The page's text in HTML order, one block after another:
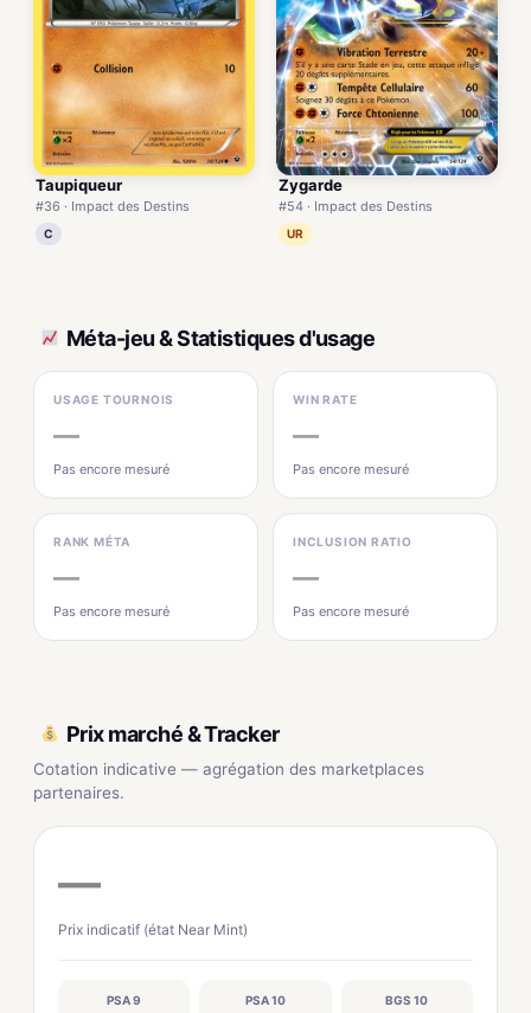
Taupiqueur
#36 · Impact des Destins
C
Zygarde
#54 · Impact des Destins
UR
Méta-jeu & Statistiques d'usage
USAGE TOURNOIS
—
Pas encore mesuré
WIN RATE
—
Pas encore mesuré
RANK MÉTA
—
Pas encore mesuré
INCLUSION RATIO
—
Pas encore mesuré
Prix marché & Tracker
Cotation indicative — agrégation des marketplaces
partenaires.
—
Prix indicatif (état Near Mint)
PSA 9 PSA 10 BGS 10